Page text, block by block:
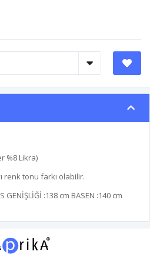
%8 Likra)
renk tonu farkı olabilir.
GENİŞLİĞİ :138 cm BASEN :140 cm